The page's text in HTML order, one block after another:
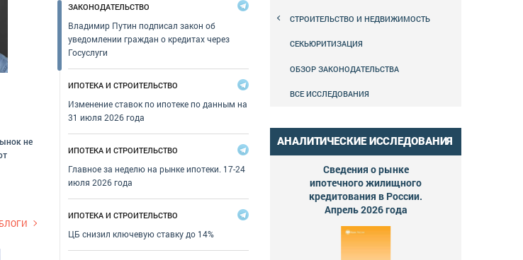
ЗАКОНОДАТЕЛЬСТВО
Владимир Путин подписал закон об
уведомлении граждан о кредитах через
Госуслуги
ИПОТЕКА И СТРОИТЕЛЬСТВО
Изменение ставок по ипотеке по данным на
31 июля 2026 года
ИПОТЕКА И СТРОИТЕЛЬСТВО
Главное за неделю на рынке ипотеки. 17-24
июля 2026 года
ИПОТЕКА И СТРОИТЕЛЬСТВО
ЦБ снизил ключевую ставку до 14%
не
СТРОИТЕЛЬСТВО И НЕДВИЖИМОСТЬ
СЕКЬЮРИТИЗАЦИЯ
ОБЗОР ЗАКОНОДАТЕЛЬСТВА
ВСЕ ИССЛЕДОВАНИЯ
АНАЛИТИЧЕСКИЕ ИССЛЕДОВАНИЯ
Сведения о рынке
ипотечного жилищного
кредитования в России.
Апрель 2026 года